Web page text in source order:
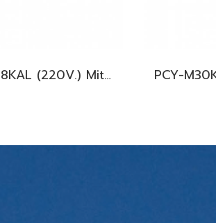
PCY-M18KAL (220V.) Mitsubishi Electric Mr.Slim รุ่นแขวนใต้ฝ้า INVERTER น้ำยา R32 พร้อมบริการติดตั้ง